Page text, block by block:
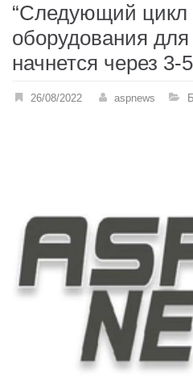
“Следующий цикл
оборудования
начнется через
26/08/2022 aspnews